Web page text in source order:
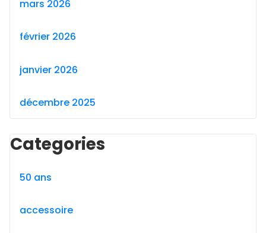
mars 2026
février 2026
janvier 2026
décembre 2025
Categories
50 ans
accessoire